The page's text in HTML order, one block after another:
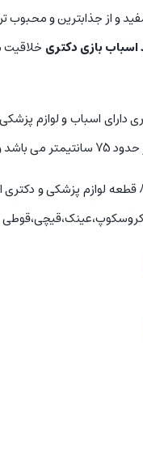
و از جذابترین و محبوب
اسباب بازی دکتری خلاقیت
دارای اسباب و لوازم
برای بازی کودکان می باشد.
این میز پزشکی دارای 86 قطعه